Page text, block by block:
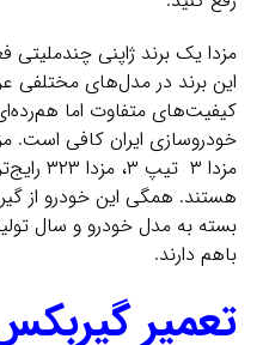
مزدا یک برند ژاپنی چندملیتی
این برند در مدل‌های مختلفی
کیفیت‌های متفاوت اما هم‌رده‌ای
مزدا ۳
هستند. همگی این خودرو از
بسته به مدل خودرو و سال
باهم دارند.
تعمیر